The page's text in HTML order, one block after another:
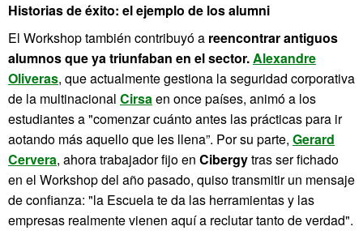
Historias de éxito: el ejemplo de los alumni
El Workshop también contribuyó a reencontrar antiguos
alumnos que ya triunfaban en el sector.Alexandre
Oliveras, que actualmente gestiona la seguridad corporativa
de la multinacional Cirsaen once países, animó a los
estudiantes a "comenzar cuánto antes las prácticas para ir
aotando más aquello que les llena”. Por su parte, Gerard
Cervera, ahora trabajador fijo en Cibergytras ser fichado
en el Workshop del año pasado, quiso transmitir un mensaje
de confianza: "la Escuela te da las herramientas y las
empresas realmente vienen aquí a reclutar tanto de verdad".